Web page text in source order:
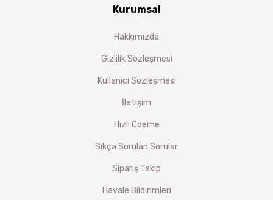
Kurumsal
Hakkımızda
Gizlilik Sözleşmesi
Kullanıcı Sözleşmesi
İletişim
Hızlı Ödeme
Sıkça Sorulan Sorular
Sipariş Takip
Havale Bildirimleri